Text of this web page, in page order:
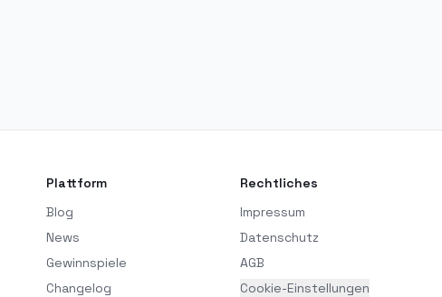
Plattform
Blog
News
Gewinnspiele
Changelog
Rechtliches
Impressum
Datenschutz
AGB
Cookie-Einstellungen